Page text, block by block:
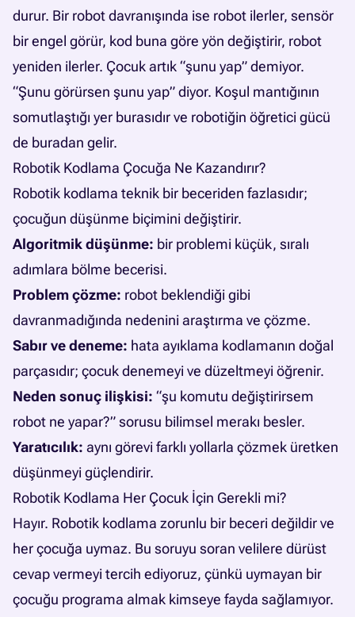
durur. Bir robot davranışında ise robot ilerler, sensör
bir engel görür, kod buna göre yön değiştirir, robot
yeniden ilerler. Çocuk artık “şunu yap” demiyor.
“Şunu görürsen şunu yap” diyor. Koşul mantığının
somutlaştığı yer burasıdır ve robotiğin öğretici gücü
de buradan gelir.
Robotik Kodlama Çocuğa Ne Kazandırır?
Robotik kodlama teknik bir beceriden fazlasıdır;
çocuğun düşünme biçimini değiştirir.
Algoritmik düşünme: bir problemi küçük, sıralı
adımlara bölme becerisi.
Problem çözme: robot beklendiği gibi
davranmadığında nedenini araştırma ve çözme.
Sabır ve deneme: hata ayıklama kodlamanın doğal
parçasıdır; çocuk denemeyi ve düzeltmeyi öğrenir.
Neden sonuç ilişkisi: “şu komutu değiştirirsem
robot ne yapar?” sorusu bilimsel merakı besler.
Yaratıcılık: aynı görevi farklı yollarla çözmek üretken
düşünmeyi güçlendirir.
Robotik Kodlama Her Çocuk İçin Gerekli mi?
Hayır. Robotik kodlama zorunlu bir beceri değildir ve
her çocuğa uymaz. Bu soruyu soran velilere dürüst
cevap vermeyi tercih ediyoruz, çünkü uymayan bir
çocuğu programa almak kimseye fayda sağlamıyor.